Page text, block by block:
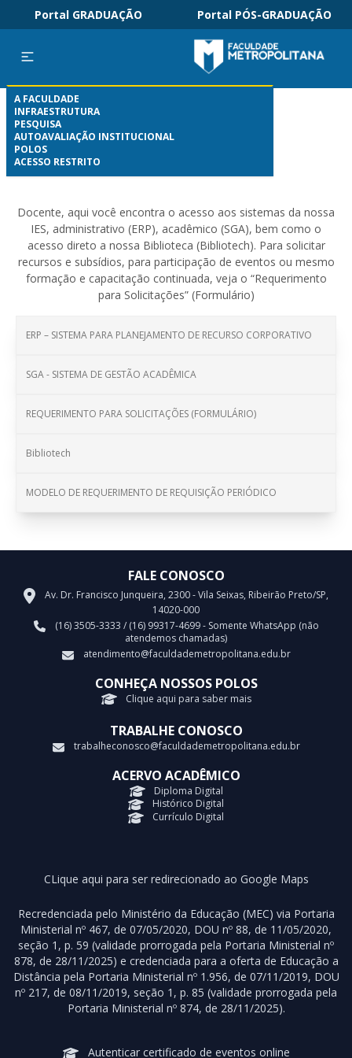
Portal GRADUAÇÃO Portal PÓS-GRADUAÇÃO
A FACULDADE
INFRAESTRUTURA
PESQUISA
AUTOAVALIAÇÃO INSTITUCIONAL
POLOS
ACESSO RESTRITO
Docente, aqui você encontra o acesso aos sistemas da nossa
IES, administrativo (ERP), acadêmico (SGA), bem como o
acesso direto a nossa Biblioteca (Bibliotech). Para solicitar
recursos e subsídios, para participação de eventos ou mesmo
formação e capacitação continuada, veja o “Requerimento
para Solicitações” (Formulário)
ERP – SISTEMA PARA PLANEJAMENTO DE RECURSO CORPORATIVO
SGA - SISTEMA DE GESTÃO ACADÊMICA
REQUERIMENTO PARA SOLICITAÇÕES (FORMULÁRIO)
Bibliotech
MODELO DE REQUERIMENTO DE REQUISIÇÃO PERIÓDICO
FALE CONOSCO
Av. Dr. Francisco Junqueira, 2300 - Vila Seixas, Ribeirão Preto/SP,
14020-000
(16) 3505-3333 / (16) 99317-4699 - Somente WhatsApp (não
atendemos chamadas)
atendimento@faculdademetropolitana.edu.br
CONHEÇA NOSSOS POLOS
Clique aqui para saber mais
TRABALHE CONOSCO
trabalheconosco@faculdademetropolitana.edu.br
ACERVO ACADÊMICO
Diploma Digital
Histórico Digital
Currículo Digital
CLique aqui para ser redirecionado ao Google Maps
Recredenciada pelo Ministério da Educação (MEC) via Portaria
Ministerial nº 467, de 07/05/2020, DOU nº 88, de 11/05/2020,
seção 1, p. 59 (validade prorrogada pela Portaria Ministerial nº
878, de 28/11/2025) e credenciada para a oferta de Educação a
Distância pela Portaria Ministerial nº 1.956, de 07/11/2019, DOU
nº 217, de 08/11/2019, seção 1, p. 85 (validade prorrogada pela
Portaria Ministerial nº 874, de 28/11/2025).
Autenticar certificado de eventos online